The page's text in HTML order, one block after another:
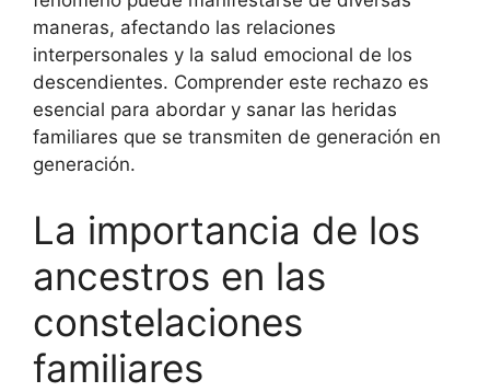
maneras, afectando las relaciones
interpersonales y la salud emocional de los
descendientes. Comprender este rechazo es
esencial para abordar y sanar las heridas
familiares que se transmiten de generación en
generación.
La importancia de los
ancestros en las
constelaciones
familiares